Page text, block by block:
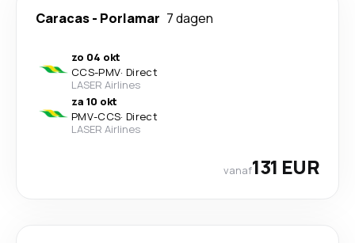
Caracas- Porlamar 7 dagen
zo 04 okt
CCS-PMV· Direct
LASER Airlines
za 10 okt
PMV-CCS· Direct
LASER Airlines
vanaf131 EUR